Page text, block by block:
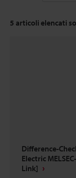
5 articoli elencati
Difference-
Electric
Link]